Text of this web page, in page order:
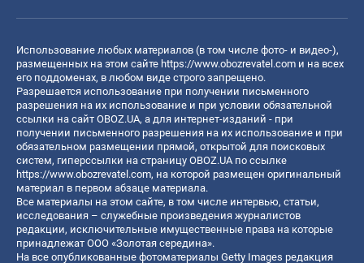
Использование любых материалов (в том числе фото- и видео-),
размещенных на этом сайте https://www.obozrevatel.com и на всех
его поддоменах, в любом виде строго запрещено.
Разрешается использование при получении письменного
разрешения на их использование и при условии обязательной
ссылки на сайт OBOZ.UA, а для интернет-изданий - при
получении письменного разрешения на их использование и при
обязательном размещении прямой, открытой для поисковых
систем, гиперссылки на страницу OBOZ.UA по ссылке
https://www.obozrevatel.com, на которой размещен оригинальный
материал в первом абзаце материала.
Все материалы на этом сайте, в том числе интервью, статьи,
исследования – служебные произведения журналистов
редакции, исключительные имущественные права на которые
принадлежат ООО «Золотая середина».
На все опубликованные фотоматериалы Getty Images редакция